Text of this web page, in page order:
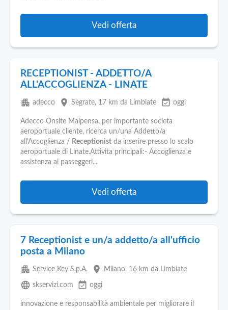
Vedi offerta
RECEPTIONIST - ADDETTO/A
ALL'ACCOGLIENZA - LINATE
apartment adecco place Segrate, 17 km da Limbiate event_available oggi
Adecco Onsite Malpensa, per importante societa
aeroportuale cliente, ricerca un/una Addetto/a
all'Accoglienza / Receptionist da inserire presso lo scalo
aeroportuale di Linate.Attivita principali:- Accoglienza e
assistenza ai passeggeri...
Vedi offerta
7 Receptionist e un/a addetto/a all'ufficio
posta a Milano
apartment Service Key S.p.A. place Milano, 16 km da Limbiate
language skservizi.com event_available oggi
innovazione e responsabilità ambientale per migliorare il